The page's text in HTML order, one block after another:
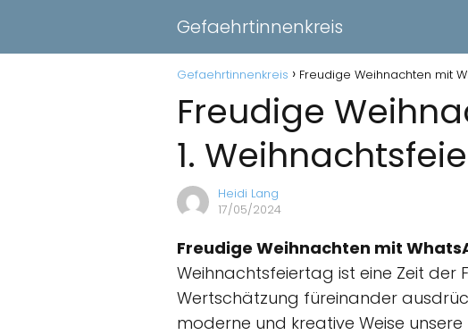
Gefaehrtinnenkreis
Gefaehrtinnenkreis Freudige Weihnachten mit
Freudige
1.
Heidi Lang
17/05/2024
Freudige Weihnachten mit
Weihnachtsfeiertag ist eine Zeit der
Wertschätzung füreinander
moderne und kreative Weise